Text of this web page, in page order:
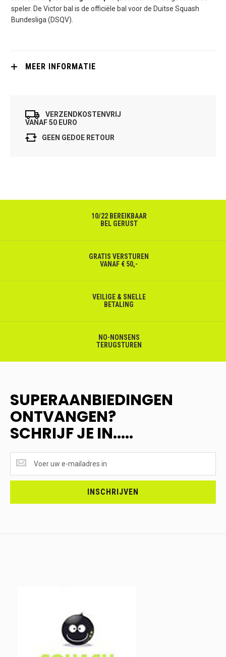
speler. De Victor bal is de officiële bal voor de Duitse Squash
Bundesliga (DSQV).
MEER INFORMATIE
VERZENDKOSTENVRIJ
VANAF 50 EURO
GEEN GEDOE RETOUR
10/22 BEREIKBAAR
BEL GERUST
GRATIS VERSTUREN
VANAF € 50,-
VEILIGE & SNELLE
BETALING
NO-NONSENS
TERUGSTUREN
SUPERAANBIEDINGEN
ONTVANGEN?
SCHRIJF JE IN.....
ONTVANGEN?
<br>SCHRIJF
INSCHRIJVEN